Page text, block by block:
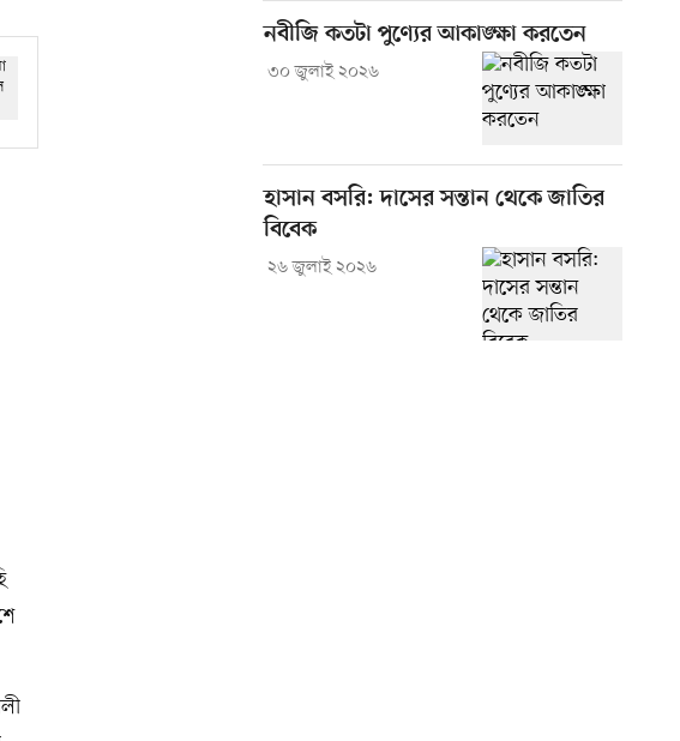
নবীজি কতটা পুণ্যের আকাঙ্ক্ষা করতেন
৩০ জুলাই ২০২৬
হাসান বসরি: দাসের সন্তান থেকে জাতির
বিবেক
২৬ জুলাই ২০২৬